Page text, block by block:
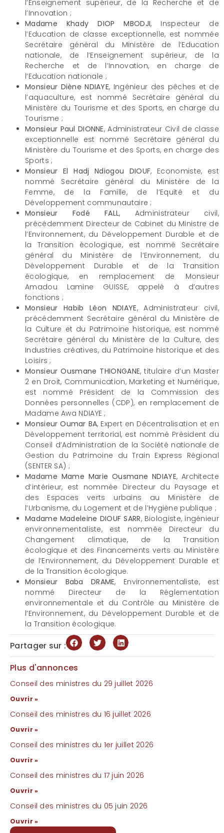
l’Enseignement supérieur, de la Recherche et de
l’Innovation ;
Madame Khady DIOP MBODJI, Inspecteur de
l’Education de classe exceptionnelle, est nommée
Secrétaire général du Ministère de l’Education
nationale, de l’Enseignement supérieur, de la
Recherche et de l’Innovation, en charge de
l’Education nationale ;
Monsieur Diène NDIAYE, Ingénieur des pêches et de
l’aquaculture, est nommé Secrétaire général du
Ministère du Tourisme et des Sports, en charge du
Tourisme ;
Monsieur Paul DIONNE, Administrateur Civil de classe
exceptionnelle est nommé Secrétaire général du
Ministère du Tourisme et des Sports, en charge des
Sports ;
Monsieur El Hadj Ndiogou DIOUF, Economiste, est
nommé Secrétaire général du Ministère de la
Femme, de la Famille, de l’Equité et du
Développement communautaire ;
Monsieur Fodé FALL, Administrateur civil,
précédemment Directeur de Cabinet du Ministre de
l’Environnement, du Développement Durable et de
la Transition écologique, est nommé Secrétaire
général du Ministère de l’Environnement, du
Développement Durable et de la Transition
écologique, en remplacement de Monsieur
Amadou Lamine GUISSE, appelé à d’autres
fonctions ;
Monsieur Habib Léon NDIAYE, Administrateur civil,
précédemment Secrétaire général du Ministère de
la Culture et du Patrimoine historique, est nommé
Secrétaire général du Ministère de la Culture, des
Industries créatives, du Patrimoine historique et des
Loisirs ;
Monsieur Ousmane THIONGANE, titulaire d’un Master
2 en Droit, Communication, Marketing et Numérique,
est nommé Président de la Commission des
Données personnelles (CDP), en remplacement de
Madame Awa NDIAYE ;
Monsieur Oumar BA, Expert en Décentralisation et en
Développement territorial, est nommé Président du
Conseil d’Administration de la Société nationale de
Gestion du Patrimoine du Train Express Régional
(SENTER SA) ;
Madame Mame Marie Ousmane NDIAYE, Architecte
d’intérieur, est nommée Directeur du Paysage et
des Espaces verts urbains au Ministère de
l’Urbanisme, du Logement et de l’Hygiène publique ;
Madame Madeleine DIOUF SARR, Biologiste, ingénieur
environnementaliste, est nommée Directeur du
Changement climatique, de la Transition
écologique et des Financements verts au Ministère
de l’Environnement, du Développement Durable et
de la Transition écologique.
Monsieur Baba DRAME, Environnementaliste, est
nommé Directeur de la Réglementation
environnementale et du Contrôle au Ministère de
l’Environnement, du Développement Durable et de
la Transition écologique.
Partager sur :
Plus d'annonces
Conseil des ministres du 29 juillet 2026
Ouvrir »
Conseil des ministres du 16 juillet 2026
Ouvrir »
Conseil des ministres du 1er juillet 2026
Ouvrir »
Conseil des ministres du 17 juin 2026
Ouvrir »
Conseil des ministres du 05 juin 2026
Ouvrir »